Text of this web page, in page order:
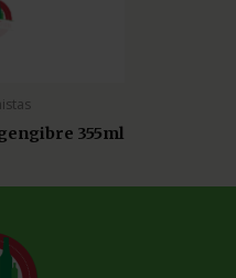
355ml